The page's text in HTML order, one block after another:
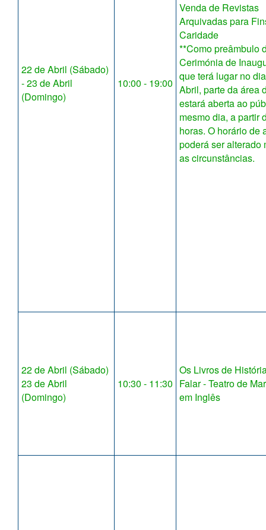
22 de Abril (Sábado)
- 23 de Abril
(Domingo)
10:00 - 19:00
Venda de Revistas
Arquivadas para
Caridade
**Como preâmbulo
Cerimónia de
que terá lugar no
Abril, parte da área
estará aberta ao
mesmo dia, a partir
horas. O horário de
poderá ser alterado
as circunstâncias.
22 de Abril (Sábado)
23 de Abril
(Domingo)
10:30 - 11:30
Os Livros de
Falar - Teatro de
em Inglês